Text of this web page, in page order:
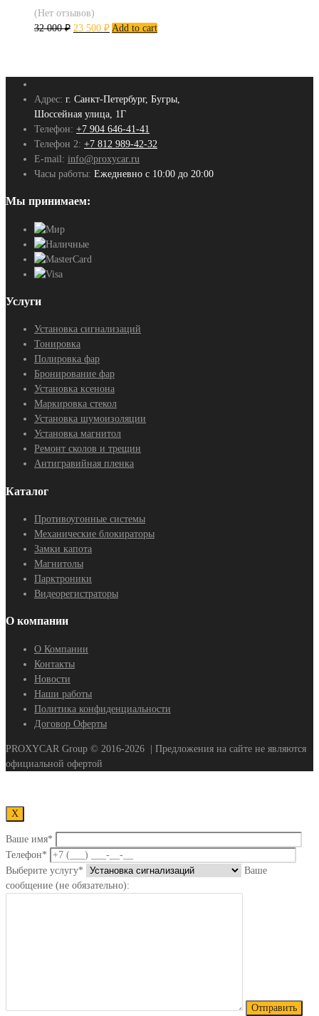
(Нет отзывов)
32 000₽ 23 500 ₽ Add to cart
Адрес: г. Санкт-Петербург, Бугры,
Шоссейная улица, 1Г
Телефон: +7 904 646-41-41
Телефон 2: +7 812 989-42-32
E-mail: info@proxycar.ru
Часы работы: Ежедневно с 10:00 до 20:00
Мы принимаем:
Услуги
Установка сигнализаций
Тонировка
Полировка фар
Бронирование фар
Установка ксенона
Маркировка стекол
Установка шумоизоляции
Установка магнитол
Ремонт сколов и трещин
Антигравийная пленка
Каталог
Противоугонные системы
Механические блокираторы
Замки капота
Магнитолы
Парктроники
Видеорегистраторы
О компании
О Компании
Контакты
Новости
Наши работы
Политика конфиденциальности
Договор Оферты
PROXYCAR Group © 2016-2026
| Предложения на сайте не являются
официальной офертой
Х
Ваше имя*
Телефон*
Выберите услугу*
Ваше
сообщение (не обязательно):